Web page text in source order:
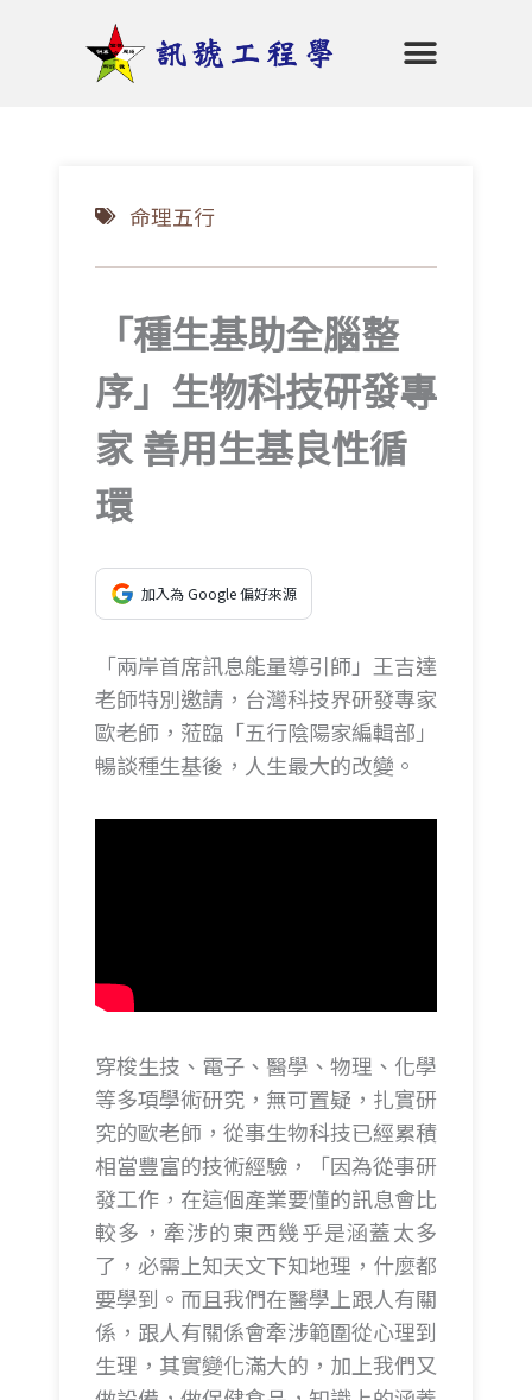
命理五行
「種生基助全腦整
序」生物科技研發專
家 善用生基良性循
環
加入為 Google 偏好來源
「兩岸首席訊息能量導引師」王吉達
老師特別邀請，台灣科技界研發專家
歐老師，蒞臨「五行陰陽家編輯部」
暢談種生基後，人生最大的改變。
穿梭生技、電子、醫學、物理、化學
等多項學術研究，無可置疑，扎實研
究的歐老師，從事生物科技已經累積
相當豐富的技術經驗，「因為從事研
發工作，在這個產業要懂的訊息會比
較多，牽涉的東西幾乎是涵蓋太多
了，必需上知天文下知地理，什麼都
要學到。而且我們在醫學上跟人有關
係，跟人有關係會牽涉範圍從心理到
生理，其實變化滿大的，加上我們又